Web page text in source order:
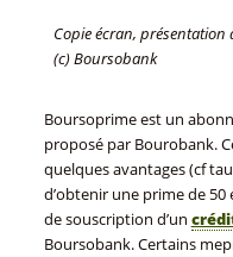
Copie écran, présentation
(c) Boursobank
Boursoprime est un
proposé par Bourobank.
quelques avantages (cf
d’obtenir une prime de
de souscription d’un
Boursobank. Certains